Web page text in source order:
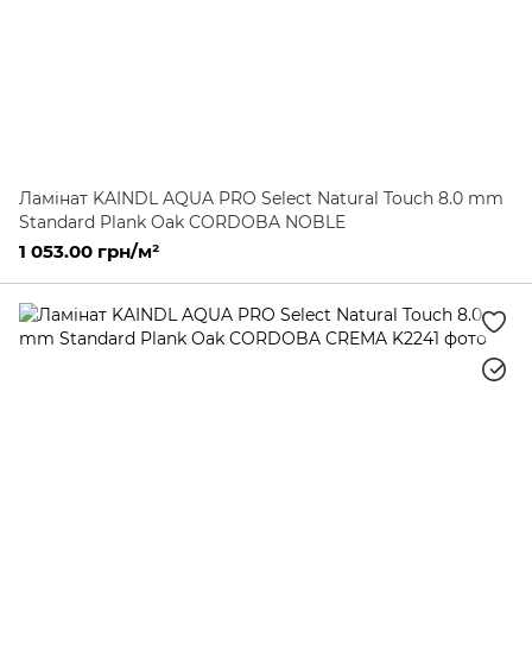
Ламінат KAINDL AQUA PRO Select Natural Touch 8.0 mm
Standard Plank Oak CORDOBA NOBLE
1 053.00 грн/м²